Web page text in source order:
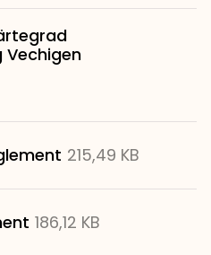
Vechigen
215,49 KB
186,12 KB